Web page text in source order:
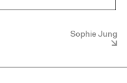
Sophie Jung